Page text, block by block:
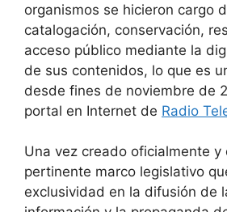
organismos se hicieron cargo
catalogación, conservación,
acceso público mediante la
de sus contenidos, lo que es
desde fines de noviembre de
portal en Internet de Radio
Una vez creado oficialmente y
pertinente marco legislativo
exclusividad en la difusión de